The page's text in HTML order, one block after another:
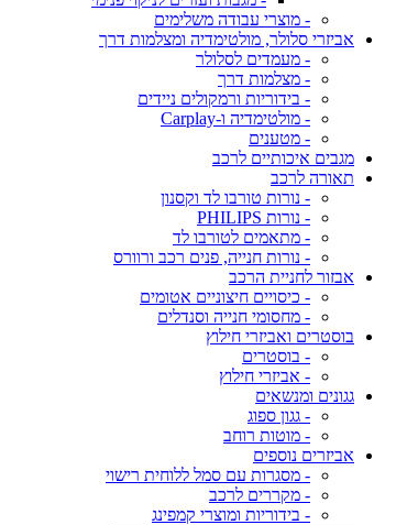
- מוצרי עבודה משלימים
אביזרי סלולר, מולטימדיה ומצלמות דרך
- מעמדים לסלולר
- מצלמות דרך
- בידוריות ורמקולים ניידים
- מולטימדיה ו-Carplay
- מטענים
מגבים איכותיים לרכב
תאורה לרכב
- נורות טורבו לד וקסנון
- נורות PHILIPS
- מתאמים לטורבו לד
- נורות חנייה, פנים רכב ורוורס
אבזור לחניית הרכב
- כיסויים חיצוניים אטומים
- מחסומי חנייה וסנדלים
בוסטרים ואביזרי חילוץ
- בוסטרים
- אביזרי חילוץ
גגונים ומנשאים
- גגון ספוג
- מוטות רוחב
אביזרים נוספים
- מסגרות עם סמל ללוחית רישוי
- מקררים לרכב
- בידוריות ומוצרי קמפינג